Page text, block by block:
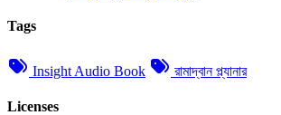
Tags
Insight Audio Book রামাদ্বান প্ল্যানার
Licenses